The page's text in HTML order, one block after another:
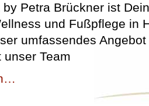
Petra Brückner ist
und Fußpflege in
umfassendes
unser Team